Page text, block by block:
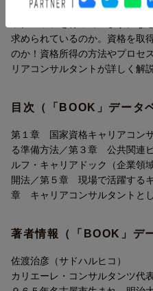
すが、厚生労働省は２０２４年
求められているのか。資格を取
のか！資格所得の方法やプロセ
リアコンサルタントが詳しく解
目次（「BOOK」データ
第１章 国家資格キャリアコン
る準備方法／第３章 公共関連
ルフ・キャリアドック（企業領
開法／第５章 現場で活躍する
章 キャリアコンサルタントと
著者情報（「BOOK」デ
佐渡治彦（サドハルヒコ）
カリエーレ・コンサルタンツ代